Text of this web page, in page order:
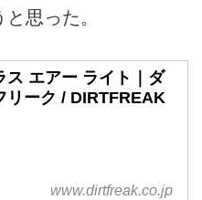
思った。
ス エアー ライト｜ダ
リーク / DIRTFREAK
www.dirtfreak.co.jp